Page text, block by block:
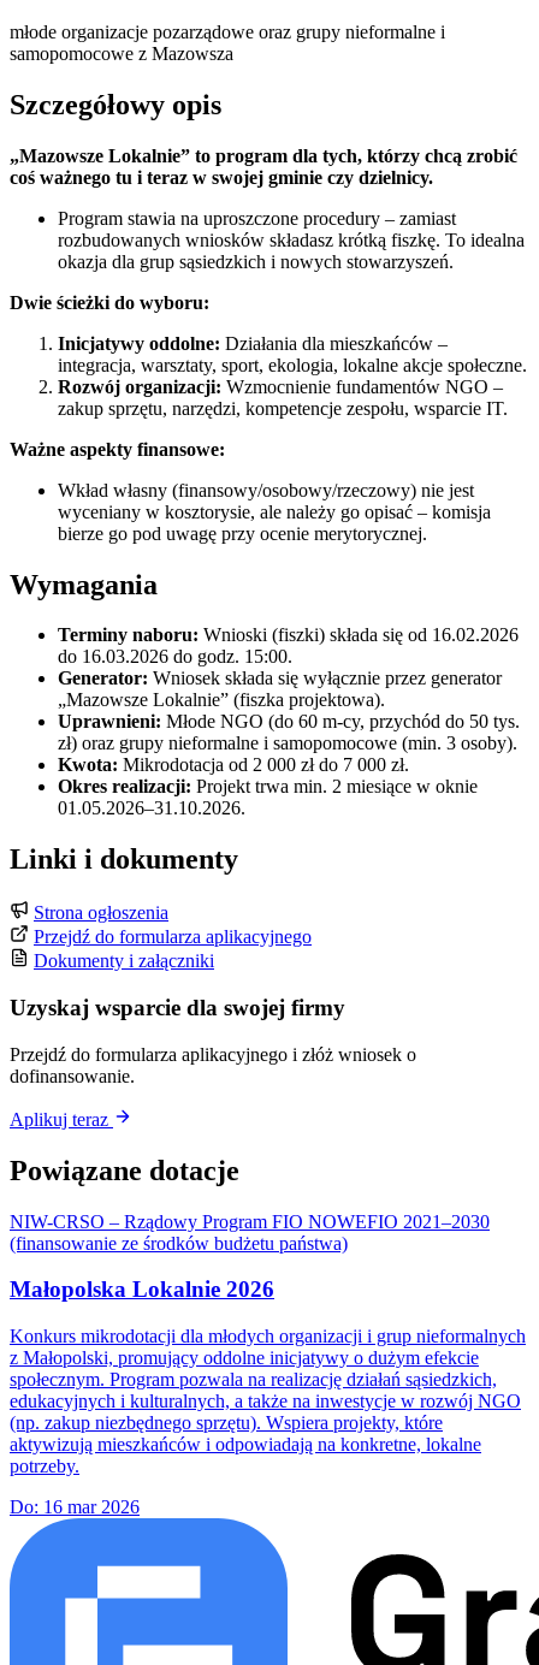
młode organizacje pozarządowe oraz grupy nieformalne i
samopomocowe z Mazowsza
Szczegółowy opis
„Mazowsze Lokalnie” to program dla tych, którzy chcą zrobić
coś ważnego tu i teraz w swojej gminie czy dzielnicy.
Program stawia na uproszczone procedury – zamiast
rozbudowanych wniosków składasz krótką fiszkę. To idealna
okazja dla grup sąsiedzkich i nowych stowarzyszeń.
Dwie ścieżki do wyboru:
Inicjatywy oddolne: Działania dla mieszkańców –
integracja, warsztaty, sport, ekologia, lokalne akcje społeczne.
Rozwój organizacji: Wzmocnienie fundamentów NGO –
zakup sprzętu, narzędzi, kompetencje zespołu, wsparcie IT.
Ważne aspekty finansowe:
Wkład własny (finansowy/osobowy/rzeczowy) nie jest
wyceniany w kosztorysie, ale należy go opisać – komisja
bierze go pod uwagę przy ocenie merytorycznej.
Wymagania
Terminy naboru: Wnioski (fiszki) składa się od 16.02.2026
do 16.03.2026 do godz. 15:00.
Generator: Wniosek składa się wyłącznie przez generator
„Mazowsze Lokalnie” (fiszka projektowa).
Uprawnieni: Młode NGO (do 60 m-cy, przychód do 50 tys.
zł) oraz grupy nieformalne i samopomocowe (min. 3 osoby).
Kwota: Mikrodotacja od 2 000 zł do 7 000 zł.
Okres realizacji: Projekt trwa min. 2 miesiące w oknie
01.05.2026–31.10.2026.
Linki i dokumenty
Strona ogłoszenia
Przejdź do formularza aplikacyjnego
Dokumenty i załączniki
Uzyskaj wsparcie dla swojej firmy
Przejdź do formularza aplikacyjnego i złóż wniosek o
dofinansowanie.
Aplikuj teraz
Powiązane dotacje
NIW-CRSO – Rządowy Program FIO NOWEFIO 2021–2030
(finansowanie ze środków budżetu państwa)
Małopolska Lokalnie 2026
Konkurs mikrodotacji dla młodych organizacji i grup nieformalnych
z Małopolski, promujący oddolne inicjatywy o dużym efekcie
społecznym. Program pozwala na realizację działań sąsiedzkich,
edukacyjnych i kulturalnych, a także na inwestycje w rozwój NGO
(np. zakup niezbędnego sprzętu). Wspiera projekty, które
aktywizują mieszkańców i odpowiadają na konkretne, lokalne
potrzeby.
Do: 16 mar 2026